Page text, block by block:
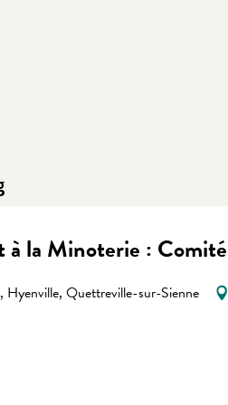
à la Minoterie :
Hyenville, Quettreville-sur-Sienne